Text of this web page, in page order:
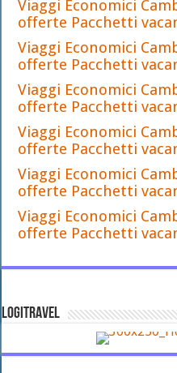
Viaggi Economici
offerte Pacchetti
Viaggi Economici
offerte Pacchetti
Viaggi Economici
offerte Pacchetti
Viaggi Economici
offerte Pacchetti
Viaggi Economici
offerte Pacchetti
Viaggi Economici
offerte Pacchetti
LOGITRAVEL